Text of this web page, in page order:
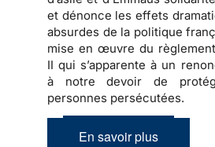
et dénonce les effets
absurdes de la politique
mise en œuvre du
II qui s’apparente à un
à notre devoir de
personnes persécutées.
En savoir plus